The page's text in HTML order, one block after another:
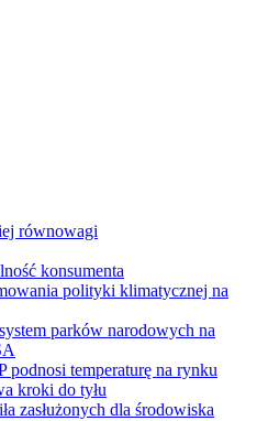
równowagi
konsumenta
polityki klimatycznej na
parków narodowych na
temperaturę na rynku
kroki do tyłu
zasłużonych dla środowiska